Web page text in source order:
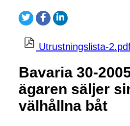
Utrustningslista-
Bavaria 30-
ägaren säljer
välhållna båt